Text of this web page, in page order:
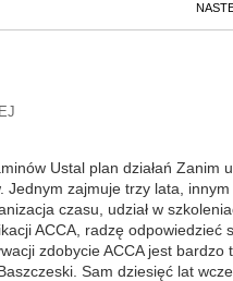
Ustal plan działań Zanim
zajmuje trzy lata, innym
czasu, udział w
ACCA, radzę odpowiedzieć
zdobycie ACCA jest bardzo
Sam dziesięć lat